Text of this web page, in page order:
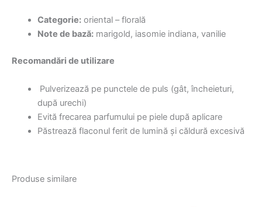
Categorie:oriental – florală
Note de bază:marigold, iasomie indiana, vanilie
Recomandări de utilizare
Pulverizează pe punctele de puls (gât, încheieturi,
după urechi)
Evită frecarea parfumului pe piele după aplicare
Păstrează flaconul ferit de lumină și căldură excesivă
Produse similare